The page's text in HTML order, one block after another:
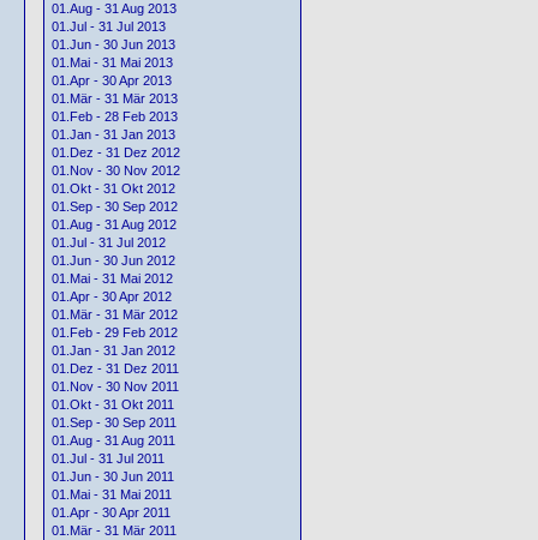
01.Aug - 31 Aug 2013
01.Jul - 31 Jul 2013
01.Jun - 30 Jun 2013
01.Mai - 31 Mai 2013
01.Apr - 30 Apr 2013
01.Mär - 31 Mär 2013
01.Feb - 28 Feb 2013
01.Jan - 31 Jan 2013
01.Dez - 31 Dez 2012
01.Nov - 30 Nov 2012
01.Okt - 31 Okt 2012
01.Sep - 30 Sep 2012
01.Aug - 31 Aug 2012
01.Jul - 31 Jul 2012
01.Jun - 30 Jun 2012
01.Mai - 31 Mai 2012
01.Apr - 30 Apr 2012
01.Mär - 31 Mär 2012
01.Feb - 29 Feb 2012
01.Jan - 31 Jan 2012
01.Dez - 31 Dez 2011
01.Nov - 30 Nov 2011
01.Okt - 31 Okt 2011
01.Sep - 30 Sep 2011
01.Aug - 31 Aug 2011
01.Jul - 31 Jul 2011
01.Jun - 30 Jun 2011
01.Mai - 31 Mai 2011
01.Apr - 30 Apr 2011
01.Mär - 31 Mär 2011